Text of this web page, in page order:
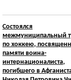
Состоялся
межмуниципальный
по хоккею,
памяти воина-
интернационалиста,
погибшего в